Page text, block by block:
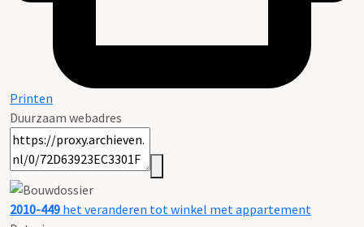
Printen
Duurzaam webadres
2010-449 het veranderen tot winkel met appartement